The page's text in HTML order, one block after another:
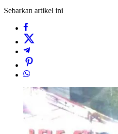
Sebarkan artikel ini